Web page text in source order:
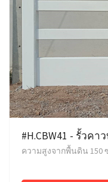
#H.CBW41 - รั้วค
ความสูงจากพื้นดิน 150